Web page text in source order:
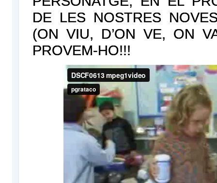
DE LES NOSTRES
(ON VIU, D’ON VE, ON
PROVEM-HO!!!